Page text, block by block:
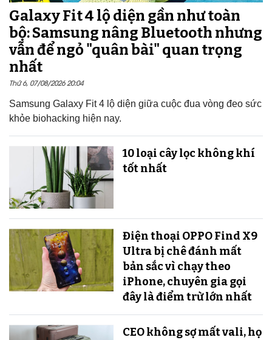
Galaxy Fit 4 lộ diện gần như toàn
bộ: Samsung nâng Bluetooth nhưng
vẫn để ngỏ "quân bài" quan trọng
nhất
Thứ 6, 07/08/2026 20:04
Samsung Galaxy Fit 4 lộ diện giữa cuộc đua vòng đeo sức
khỏe biohacking hiện nay.
10 loại cây lọc không khí
tốt nhất
Điện thoại OPPO Find X9
Ultra bị chê đánh mất
bản sắc vì chạy theo
iPhone, chuyên gia gọi
đây là điểm trừ lớn nhất
CEO không sợ mất vali, họ